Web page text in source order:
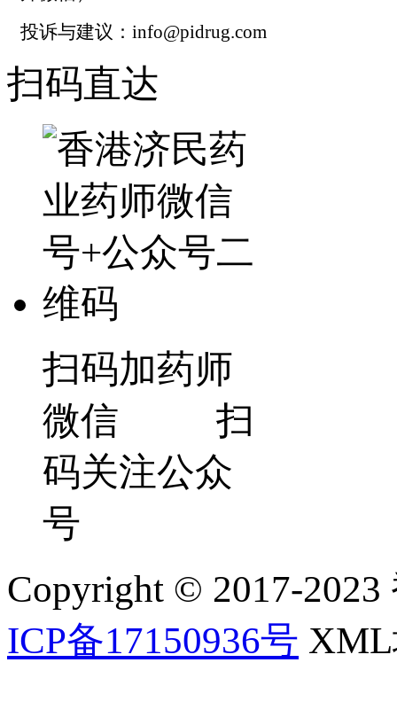
投诉与建议：info@pidrug.com
扫码直达
扫码加药师
微信 扫
码关注公众
号
Copyright © 2017-2023
ICP备17150936号